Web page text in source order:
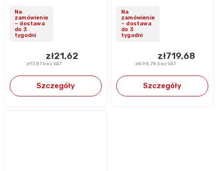
Na
zamówienie
– dostawa
do 3
tygodni
zł17,87 bez VAT
zł21,62
Szczegóły
Na
zamówienie
– dostawa
do 3
tygodni
zł594,78 bez VAT
zł719,68
Szczegóły